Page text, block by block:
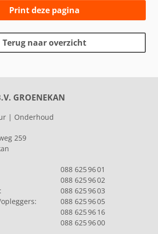
Print deze pagina
Terug naar overzicht
GROENEKAN
| Onderhoud
259
088 625 96 01
088 625 96 02
088 625 96 03
088 625 96 05
088 625 96 16
088 625 96 00